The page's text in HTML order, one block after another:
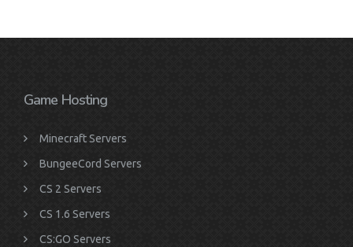
Game Hosting
Minecraft Servers
BungeeCord Servers
CS 2 Servers
CS 1.6 Servers
CS:GO Servers